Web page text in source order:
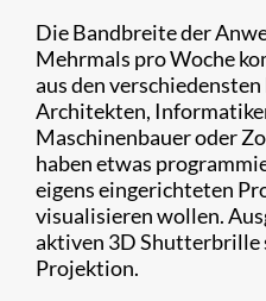
Die Bandbreite der
Mehrmals pro Woche
aus den
Architekten,
Maschinenbauer oder
haben etwas
eigens eingerichteten
visualisieren wollen.
aktiven 3D Shutterbrille
Projektion.